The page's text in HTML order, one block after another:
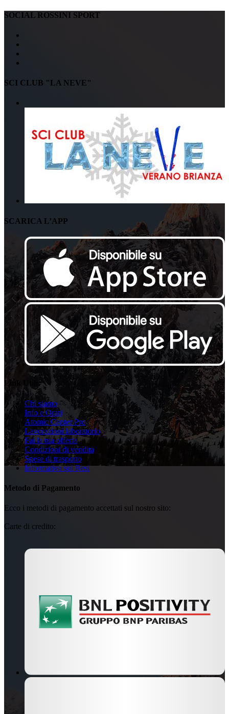
SOCIAL ROSSINI SPORT
SCI CLUB "LA NEVE"
SCARICA L’APP
Link Utili
Chi siamo
Info e Orari
Atomic Center Pro
Lavorazioni laboratorio
Fai la tua offerta
Condizioni di vendita
Spese di trasporto
Informativa sui Resi
Metodo di Pagamento
Ecco i metodi di pagamento accettati sul nostro sito:
Carte di credito: